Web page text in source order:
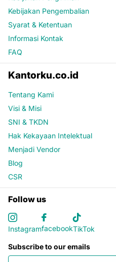
Kebijakan Pengembalian
Syarat & Ketentuan
Informasi Kontak
FAQ
Kantorku.co.id
Tentang Kami
Visi & Misi
SNI & TKDN
Hak Kekayaan Intelektual
Menjadi Vendor
Blog
CSR
Follow us
InstagramfacebookTikTok
Subscribe to our emails